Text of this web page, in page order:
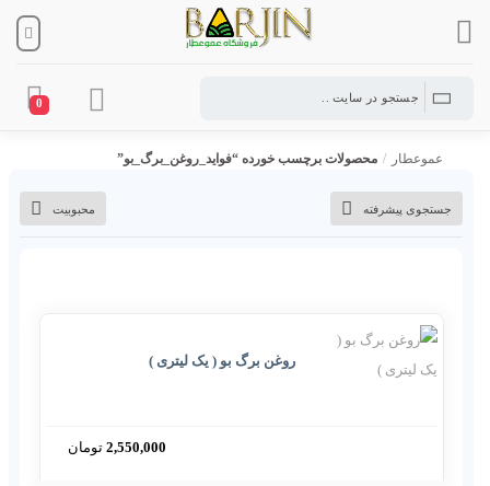
0
جستجوی پیشرفته محبوبیت
عموعطار / محصولات برچسب خورده “فواید_روغن_برگ_بو”
روغن برگ بو ( یک لیتری )
2,550,000 تومان